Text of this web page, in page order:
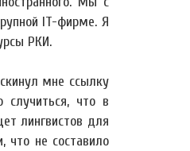
IT-фирме. Я
РКИ.
мне ссылку
случиться, что в
лингвистов для
что не составило